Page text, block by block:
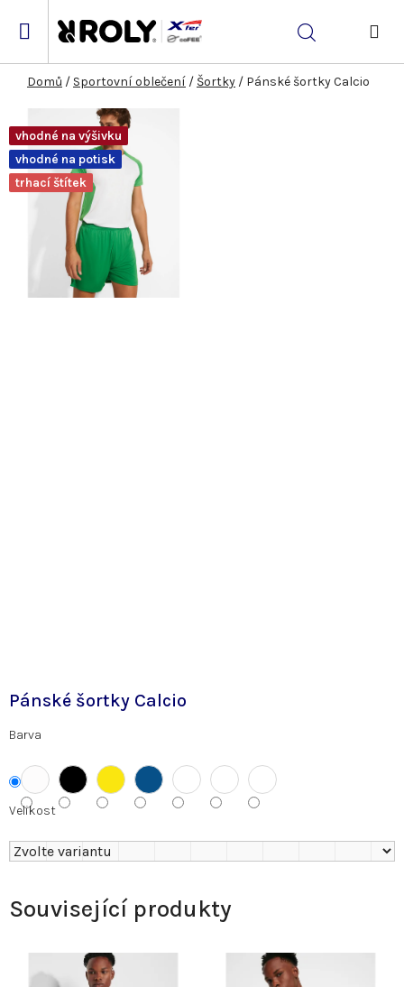
Hledat
Domů / Sportovní oblečení / Šortky / Pánské šortky Calcio
Pánské šortky Calcio
Barva
Velikost
vhodné na výšivku
vhodné na potisk
trhací štítek
Související produkty